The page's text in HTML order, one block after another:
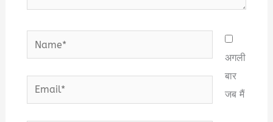
Name*
Email*
अगली
बार
जब मैं